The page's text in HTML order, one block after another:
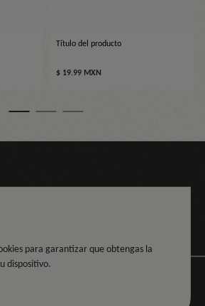
para garantizar que obtengas la
dispositivo.
Título del producto
Precio
$ 19.99 MXN
up, they stand out.